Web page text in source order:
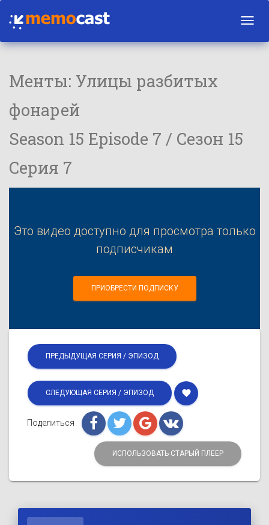
Менты: Улицы разбитых
фонарей
Season 15 Episode 7 / Сезон 15
Серия 7
Это видео доступно для просмотра только
подписчикам
ПРИОБРЕСТИ ПОДПИСКУ
ПРЕДЫДУЩАЯ СЕРИЯ / ЭПИЗОД
СЛЕДУЮЩАЯ СЕРИЯ / ЭПИЗОД favorite
Поделиться
ИСПОЛЬЗОВАТЬ СТАРЫЙ ПЛЕЕР